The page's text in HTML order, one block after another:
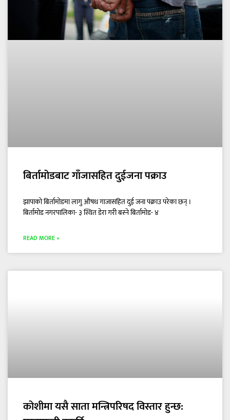
बिर्तामोडबाट गाँजासहित दुईजना पक्राउ
झापाको बिर्तामोडमा लागु औषध गाजासहित दुई जना पक्राउ परेका छन् ।
बिर्तामोड नगरपालिका- ३ स्थित डेरा गरी बस्ने बिर्तामोड- ४
READ MORE »
कोशीमा यसै साता मन्त्रिपरिषद विस्तार हुन्छ: